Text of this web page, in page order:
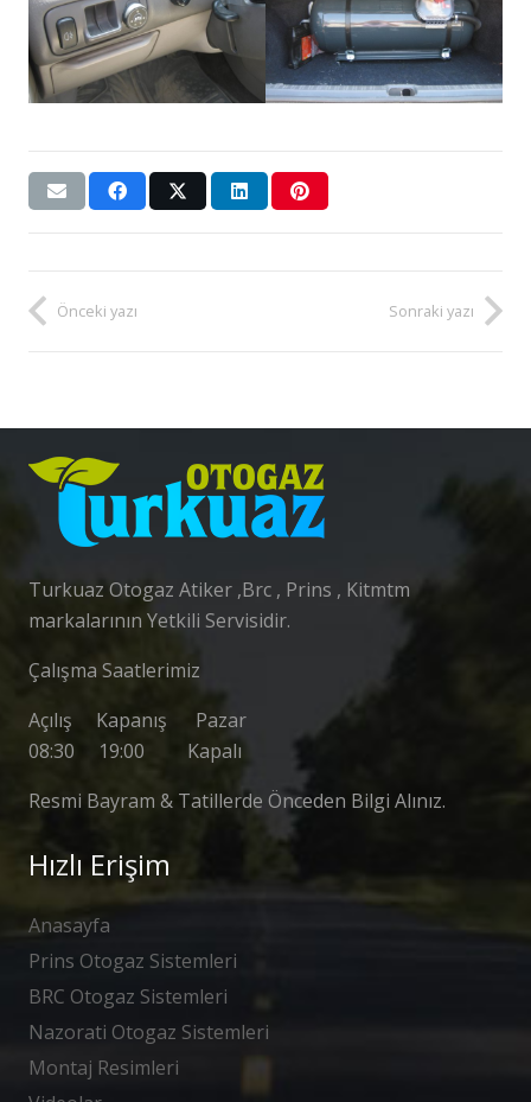
Önceki yazı Sonraki yazı
Turkuaz Otogaz Atiker ,Brc , Prins , Kitmtm
markalarının Yetkili Servisidir.
Çalışma Saatlerimiz
Açılış Kapanış Pazar
08:30 19:00 Kapalı
Resmi Bayram & Tatillerde Önceden Bilgi Alınız.
Hızlı Erişim
Anasayfa
Prins Otogaz Sistemleri
BRC Otogaz Sistemleri
Nazorati Otogaz Sistemleri
Montaj Resimleri